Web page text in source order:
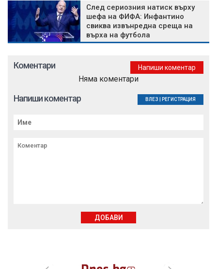
След сериозния натиск върху
шефа на ФИФА: Инфантино
свиква извънредна среща на
върха на футбола
Коментари Напиши коментар
Няма коментари
Напиши коментар ВЛЕЗ РЕГИСТРАЦИЯ
ДОБАВИ